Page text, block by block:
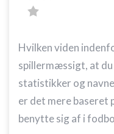
Hvilken viden
spillermæssigt, at du
statistikker og
er det mere baseret
benytte sig af i